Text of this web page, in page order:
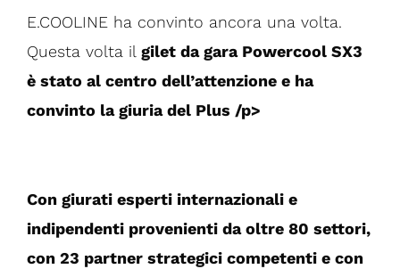
E.COOLINE ha convinto ancora una volta.
Questa volta il gilet da gara Powercool SX3
è stato al centro dell’attenzione e ha
convinto la giuria del Plus /p>
Con giurati esperti internazionali e
indipendenti provenienti da oltre 80 settori,
con 23 partner strategici competenti e con